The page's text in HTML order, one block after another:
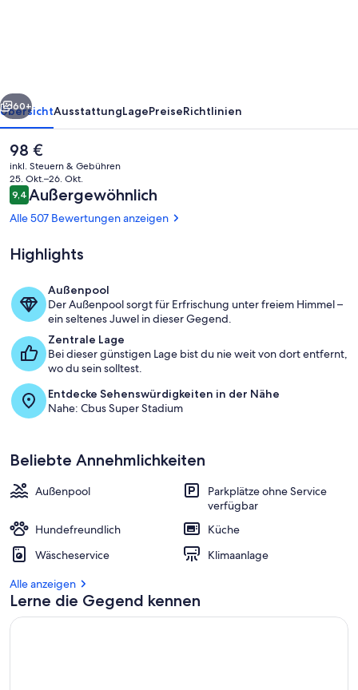
Weiter
60+
ÜbersichtAusstattungLagePreiseRichtlinien
Der
aktuelle
Preis
beträgt
98 €.
98 €
inkl. Steuern & Gebühren
25. Okt.–26. Okt.
Bewertungen
9,49,4 von 10.
Außergewöhnlich
Alle 507 Bewertungen anzeigen
Highlights
Außenpool
Der Außenpool sorgt für Erfrischung unter freiem Himmel –
ein seltenes Juwel in dieser Gegend.
Zentrale Lage
Bei dieser günstigen Lage bist du nie weit von dort entfernt,
wo du sein solltest.
Entdecke Sehenswürdigkeiten in der Nähe
Nahe: Cbus Super Stadium
Beliebte Annehmlichkeiten
Außenpool
Parkplätze ohne Service
verfügbar
Hundefreundlich
Küche
Wäscheservice
Klimaanlage
Alle anzeigen
Lerne die Gegend kennen